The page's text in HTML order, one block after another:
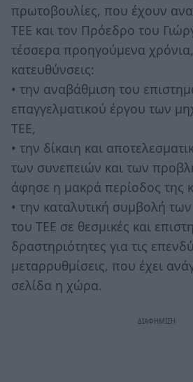
πρωτοβουλίες, που έχουν
ΤΕΕ και τον Πρόεδρο του
τέσσερα προηγούμενα χρόνια,
κατευθύνσεις:
• την αναβάθμιση του
επαγγελματικού έργου των
ΤΕΕ,
• την δίκαιη και
των συνεπειών και των
άφησε η μακρά περίοδος της
• την καταλυτική συμβολή
του ΤΕΕ σε θεσμικές και
δραστηριότητες για τις
μεταρρυθμίσεις, που έχει
σελίδα η χώρα.